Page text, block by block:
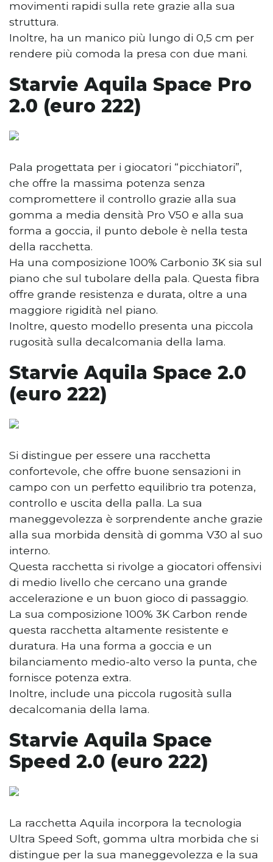
movimenti rapidi sulla rete grazie alla sua
struttura.
Inoltre, ha un manico più lungo di 0,5 cm per
rendere più comoda la presa con due mani.
Starvie Aquila Space Pro
2.0 (euro 222)
Pala progettata per i giocatori “picchiatori”,
che offre la massima potenza senza
compromettere il controllo grazie alla sua
gomma a media densità Pro V50 e alla sua
forma a goccia, il punto debole è nella testa
della racchetta.
Ha una composizione 100% Carbonio 3K sia sul
piano che sul tubolare della pala. Questa fibra
offre grande resistenza e durata, oltre a una
maggiore rigidità nel piano.
Inoltre, questo modello presenta una piccola
rugosità sulla decalcomania della lama.
Starvie Aquila Space 2.0
(euro 222)
Si distingue per essere una racchetta
confortevole, che offre buone sensazioni in
campo con un perfetto equilibrio tra potenza,
controllo e uscita della palla. La sua
maneggevolezza è sorprendente anche grazie
alla sua morbida densità di gomma V30 al suo
interno.
Questa racchetta si rivolge a giocatori offensivi
di medio livello che cercano una grande
accelerazione e un buon gioco di passaggio.
La sua composizione 100% 3K Carbon rende
questa racchetta altamente resistente e
duratura. Ha una forma a goccia e un
bilanciamento medio-alto verso la punta, che
fornisce potenza extra.
Inoltre, include una piccola rugosità sulla
decalcomania della lama.
Starvie Aquila Space
Speed 2.0 (euro 222)
La racchetta Aquila incorpora la tecnologia
Ultra Speed ​​​​Soft, gomma ultra morbida che si
distingue per la sua maneggevolezza e la sua